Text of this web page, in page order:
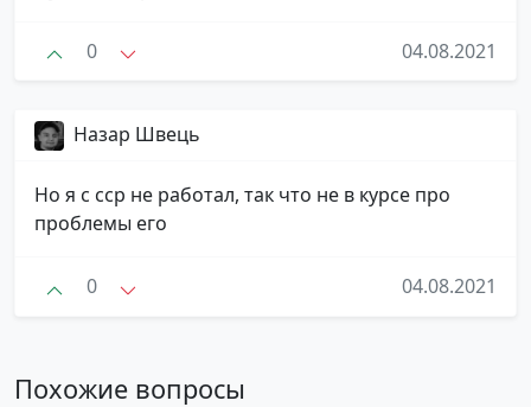
0 04.08.2021
Назар Швець
Но я с сср не работал, так что не в курсе про
проблемы его
0 04.08.2021
Похожие вопросы